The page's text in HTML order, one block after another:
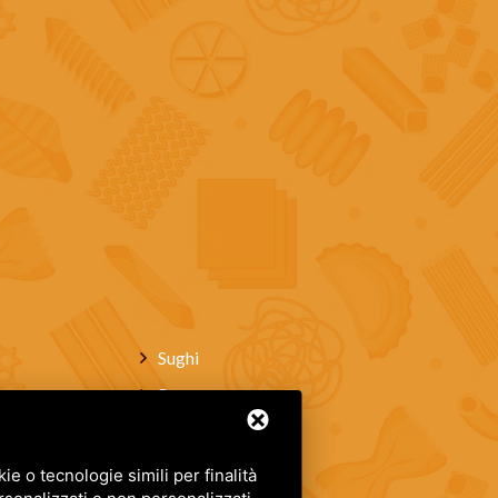
Sughi
Pane
Dolci artigianali
o tecnologie simili per finalità